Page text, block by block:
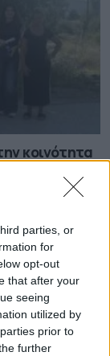
parties, or
for
opt-out
that after your
seeing
utilized by
prior to
further
κοινότητα